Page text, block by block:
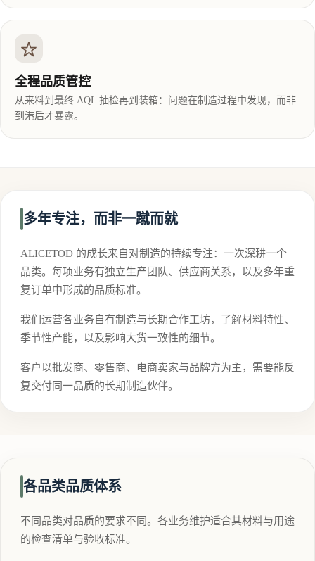
全程品质管控
从来料到最终 AQL 抽检再到装箱：问题在制造过程中发现，而非
到港后才暴露。
多年专注，而非一蹴而就
ALICETOD 的成长来自对制造的持续专注：一次深耕一个
品类。每项业务有独立生产团队、供应商关系，以及多年重
复订单中形成的品质标准。
我们运营各业务自有制造与长期合作工坊，了解材料特性、
季节性产能，以及影响大货一致性的细节。
客户以批发商、零售商、电商卖家与品牌方为主，需要能反
复交付同一品质的长期制造伙伴。
各品类品质体系
不同品类对品质的要求不同。各业务维护适合其材料与用途
的检查清单与验收标准。